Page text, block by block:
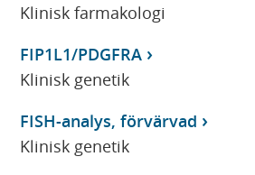
Klinisk farmakologi
FIP1L1/PDGFRA
Klinisk genetik
FISH-analys, förvärvad
Klinisk genetik